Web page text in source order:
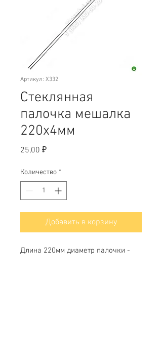
Артикул: Х332
Стеклянная
палочка мешалка
220х4мм
25,00 ₽Цена
Количество *
Добавить в корзину
Длина 220мм диаметр палочки -